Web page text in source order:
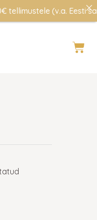
Cart
(v.a. Eesti saared